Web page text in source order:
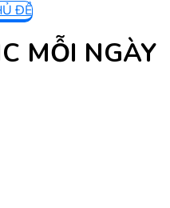
ĐỀ
MỖI NGÀY